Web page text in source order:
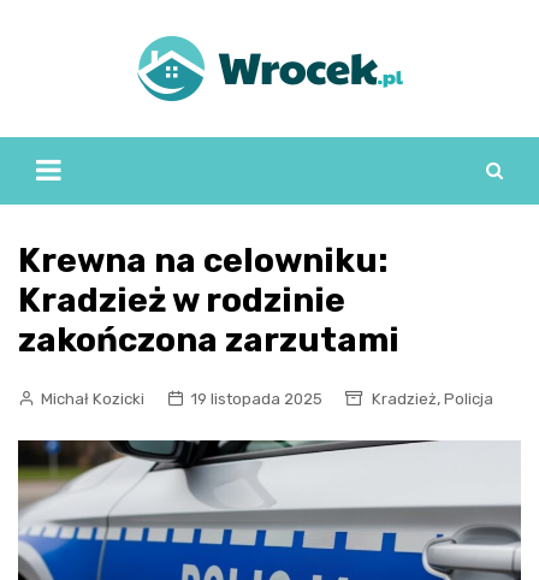
Krewna na celowniku:
Kradzież w rodzinie
zakończona zarzutami
Michał Kozicki 19 listopada 2025 Kradzież, Policja